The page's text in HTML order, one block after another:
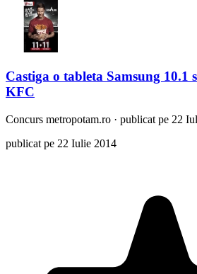
Castiga o tableta Samsung 10.1
KFC
Concurs metropotam.ro · publicat pe 22
publicat pe 22 Iulie 2014